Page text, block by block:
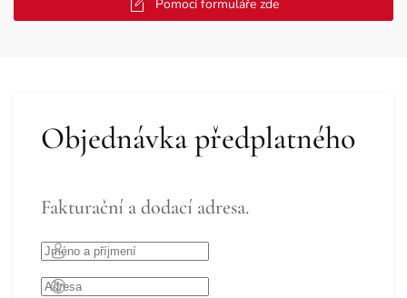
Pomocí formuláře zde
Objednávka předplatného
Fakturační a dodací adresa.